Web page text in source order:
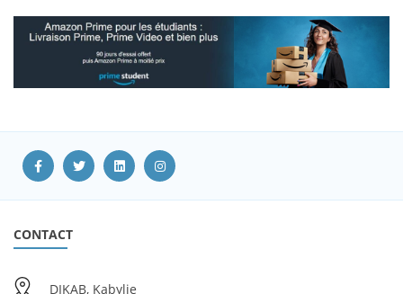
CONTACT
DIKAB, Kabylie